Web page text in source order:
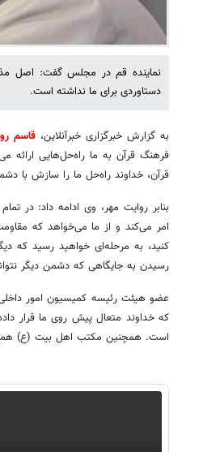
نماینده قم در مجلس گفت: اصل
دستاوردی برای ما نداشته است.
به گزارش خبرگزاری خبرآنلاین، قاسم
فرهنگ قرآن به ما راه‌حل‌هایی
قرآن، خداوند راه‌حل ما را سازش با
بنابر روایت مهر، وی ادامه داد: در
امر می‌کند و از ما می‌خواهد که
کنید، به مرحله‌ای خواهید رسید که
رسیدن به جایگاهی که دشمن دیگر
عضو هیئت رئیسه کمیسیون امور
که خداوند متعال پیش روی ما قرار
است. همچنین مکتب اهل بیت (ع)